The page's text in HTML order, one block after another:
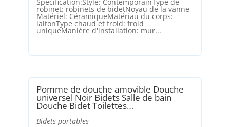
robinet: robinets de bidetNoyau de la vanne
Matériel: CéramiqueMatériau du corps:
laitonType chaud et froid: froid
uniqueManière d'installation: mur...
Pomme de douche amovible Douche
universel Noir Bidets Salle de bain
Douche Bidet Toilettes…
Bidets portables